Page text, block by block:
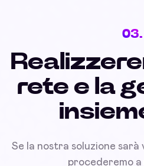
03.
rete e la
Se la nostra soluzione
procederemo